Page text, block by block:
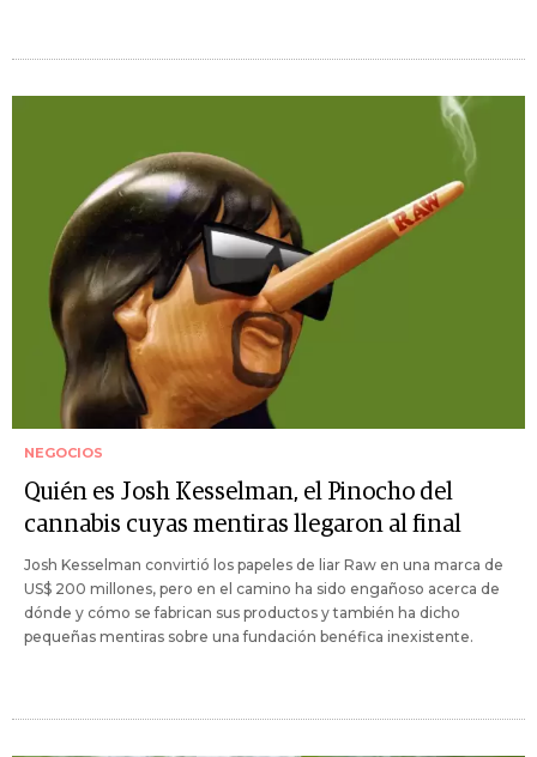
NEGOCIOS
Quién es Josh Kesselman, el Pinocho del
cannabis cuyas mentiras llegaron al final
Josh Kesselman convirtió los papeles de liar Raw en una marca de
US$ 200 millones, pero en el camino ha sido engañoso acerca de
dónde y cómo se fabrican sus productos y también ha dicho
pequeñas mentiras sobre una fundación benéfica inexistente.